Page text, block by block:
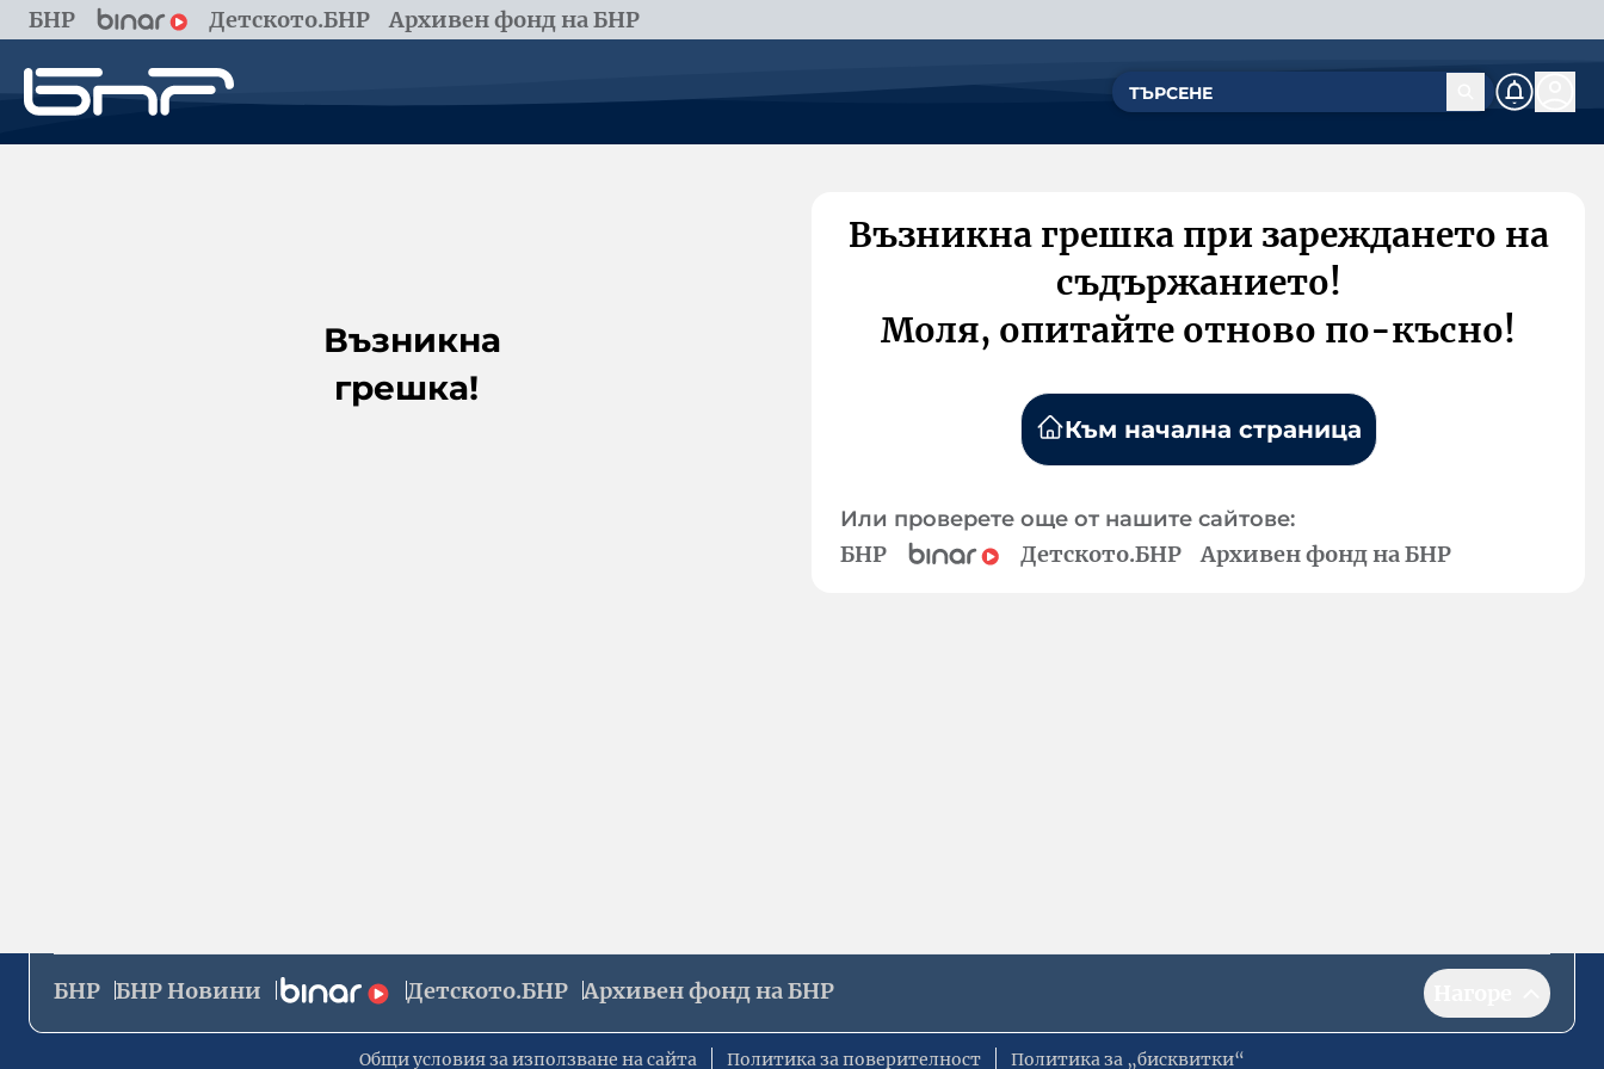
БНР Детското.БНР Архивен фонд на БНР
Възникна
грешка!
Възникна грешка при зареждането на
съдържанието!
Моля, опитайте отново по-късно!
Към начална страница
Или проверете още от нашите сайтове:
БНР Детското.БНР Архивен фонд на БНР
БНР БНР Новини Детското.БНР Архивен фонд на БНР
Общи условия за използване на сайта Политика за поверителност Политика за „бисквитки“